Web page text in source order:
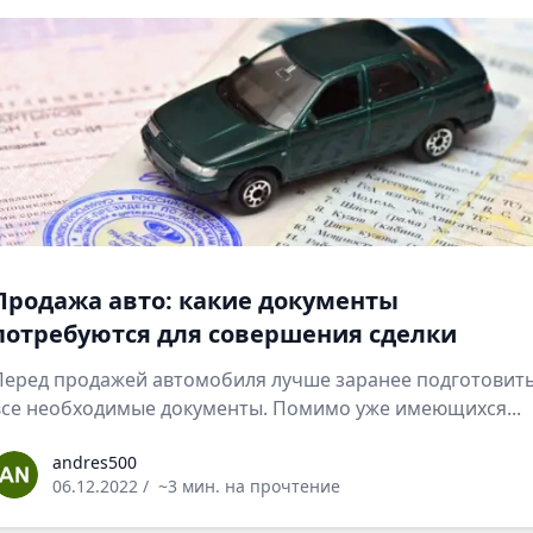
авто: какие документы
для совершения сделки
продажей автомобиля лучше заранее
необходимые документы. Помимо уже имеющихся...
andres500
06.12.2022 / ~3 мин. на прочтение